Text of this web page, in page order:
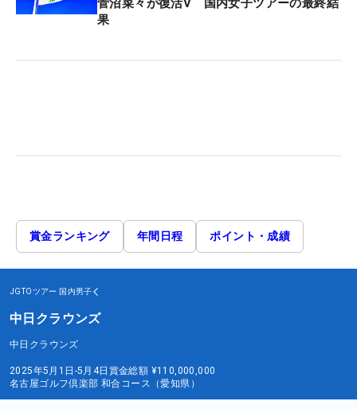
菅沼菜々が復活V 国内女子ツアーの最終結
果
賞金ランキング 年間日程 ポイント・成績
JGTOツアー 国内男子
中日クラウンズ
中日クラウンズ
2025年5月1日-5月4日 賞金総額 ¥110,000,000
名古屋ゴルフ倶楽部 和合コース（愛知県）